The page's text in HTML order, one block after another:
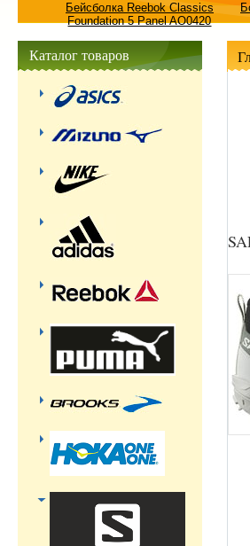
Бейсболка Reebok Classics
Foundation 5 Panel AO0420
Каталог товаров